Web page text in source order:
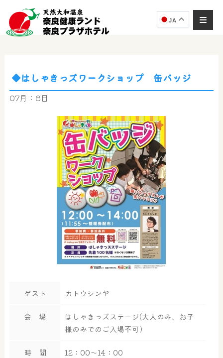
JA
◆はしゃきっズワークショップ 缶バッジ
07月：8日
ゲスト カトウシンヤ
会 場
はしゃきっズステージ(大人のみ、お子
様のみでのご入場不可）
時 間 12：00～14：00
奈良健康ランド AIコンシェルジュです。
ご質問をお伺いします。